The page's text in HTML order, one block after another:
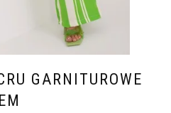
GARNITUROWE